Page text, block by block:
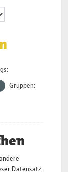
Gruppen:
Datensatz